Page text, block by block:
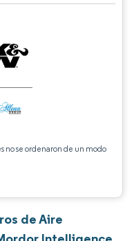
no se ordenaron de un modo
de Aire